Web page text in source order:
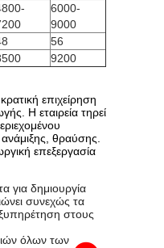
6000-
9000
56
9200
επιχείρηση
Η εταιρεία τηρεί
θραύσης.
επεξεργασία
για δημιουργία
συνεχώς τα
στους
όλων των